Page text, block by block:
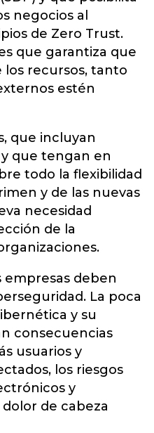
negocios al
de Zero Trust.
que garantiza que
los recursos, tanto
estén
que incluyan
que tengan en
todo la flexibilidad
y de las nuevas
necesidad
de la
empresas deben
La poca
y su
consecuencias
usuarios y
los riesgos
y
de cabeza